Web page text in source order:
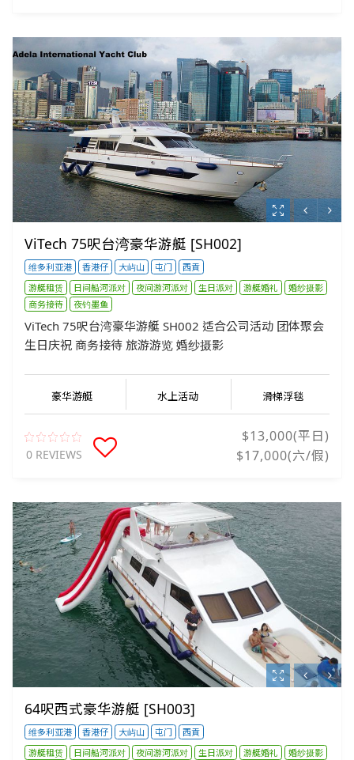
ViTech 75呎台湾豪华游艇 [SH002]
维多利亚港 香港仔 大屿山 屯门
西貢
游艇租赁
日间船河派对 夜间游河派对 生日派对 游艇婚礼
婚纱摄影
商务接待
夜钓墨鱼
ViTech 75呎台湾豪华游艇 SH002 适合公司活动 团体聚会
生日庆祝 商务接待 旅游游览 婚纱摄影
豪华游艇 水上活动 滑梯浮毯
0 REVIEWS
$13,000(平日)
$17,000(六/假)
64呎西式豪华游艇 [SH003]
维多利亚港 香港仔 大屿山 屯门
西貢
游艇租赁
日间船河派对 夜间游河派对 生日派对 游艇婚礼 婚纱摄影